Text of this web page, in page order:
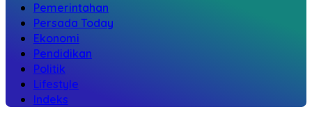
Pemerintahan
Persada Today
Ekonomi
Pendidikan
Politik
Lifestyle
Indeks